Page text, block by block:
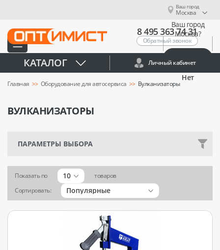
Ваш город
Москва
Ваш город
Москва?
Нет
8 495 363 74 31
Обратный звонок
КАТАЛОГ Личный кабинет
Главная Оборудование для автосервиса Вулканизаторы
ВУЛКАНИЗАТОРЫ
ПАРАМЕТРЫ ВЫБОРА
Показать по 10
товаров
Сортировать:
Популярные